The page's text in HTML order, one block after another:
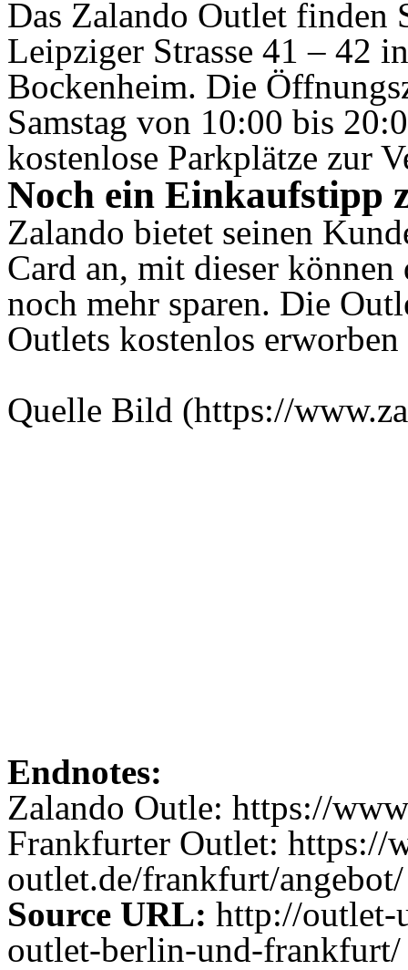
Das Zalando Outlet finden
Leipziger Strasse 41 – 42
Bockenheim. Die
Samstag von 10:00 bis
kostenlose Parkplätze zur
Noch ein Einkaufstipp
Zalando bietet seinen
Card an, mit dieser
noch mehr sparen. Die
Outlets kostenlos
Quelle Bild (https://
Endnotes:
Zalando Outle: https://
Frankfurter Outlet: https://
outlet.de/frankfurt/angebot/
Source URL: http://outlet-
outlet-berlin-und-frankfurt/